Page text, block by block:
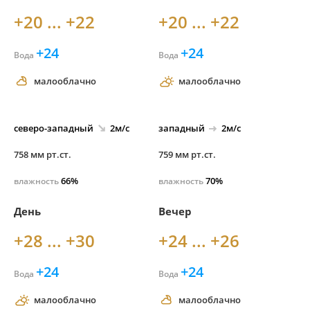
+20 ... +22
Вода +24
малооблачно
северо-западный 2м/с
758 мм рт.ст.
влажность66%
+20 ... +22
Вода +24
малооблачно
западный 2м/с
759 мм рт.ст.
влажность70%
День
+28 ... +30
Вода +24
малооблачно
Вечер
+24 ... +26
Вода +24
малооблачно